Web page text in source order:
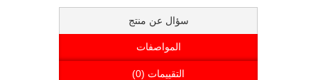
سؤال عن منتج
المواصفات
التقييمات (0)